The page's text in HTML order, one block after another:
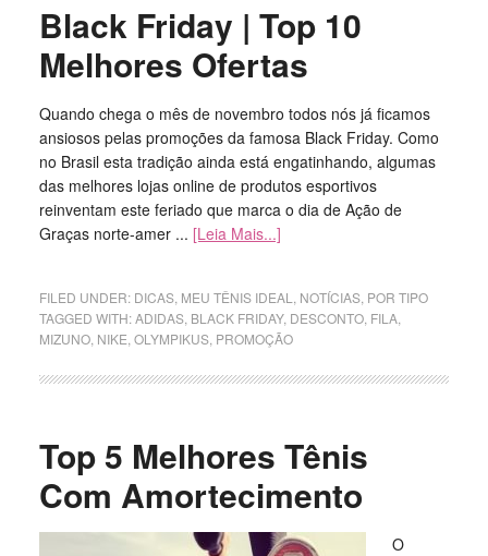
Black Friday | Top 10
Melhores Ofertas
Quando chega o mês de novembro todos nós já ficamos
ansiosos pelas promoções da famosa Black Friday. Como
no Brasil esta tradição ainda está engatinhando, algumas
das melhores lojas online de produtos esportivos
reinventam este feriado que marca o dia de Ação de
Graças norte-amer ... [Leia Mais...]
FILED UNDER: DICAS, MEU TÊNIS IDEAL NOTÍCIAS, POR TIPO
TAGGED WITH:ADIDAS, BLACK FRIDAY, DESCONTO, FILA,
MIZUNO, NIKE OLYMPIKUS, PROMOÇÃO
Top 5 Melhores Tênis
Com Amortecimento
O